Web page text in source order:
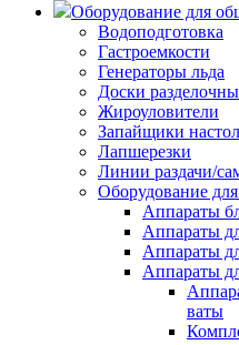
Оборудование для
Водоподготовка
Гастроемкости
Генераторы льда
Доски
Жироуловители
Запайщики
Лапшерезки
Линии раздачи/
Оборудование
Аппараты
Аппараты
Аппараты
Аппараты
ваты